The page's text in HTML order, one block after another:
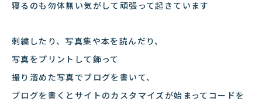
寝るのも勿体無い気がして頑張って起きています
刺繍したり、写真集や本を読んだり、
写真をプリントして飾って
撮り溜めた写真でブログを書いて、
ブログを書くとサイトのカスタマイズが始まってコードを